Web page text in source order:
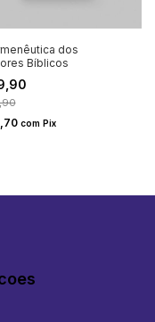
dos
Bíblicos
com Pix